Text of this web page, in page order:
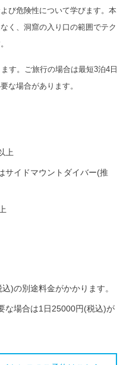
び危険性について学びます。本
く、洞窟の入り口の範囲でテク
す。ご旅行の場合は最短3泊4日
な場合があります。
上
サイドマウントダイバー(推
)の別途料金がかかります。
な場合は1日25000円(税込)が